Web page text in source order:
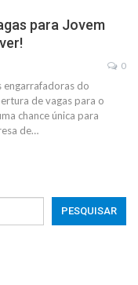
para Jovem
0
engarrafadoras do
de vagas para o
chance única para
de…
PESQUISAR